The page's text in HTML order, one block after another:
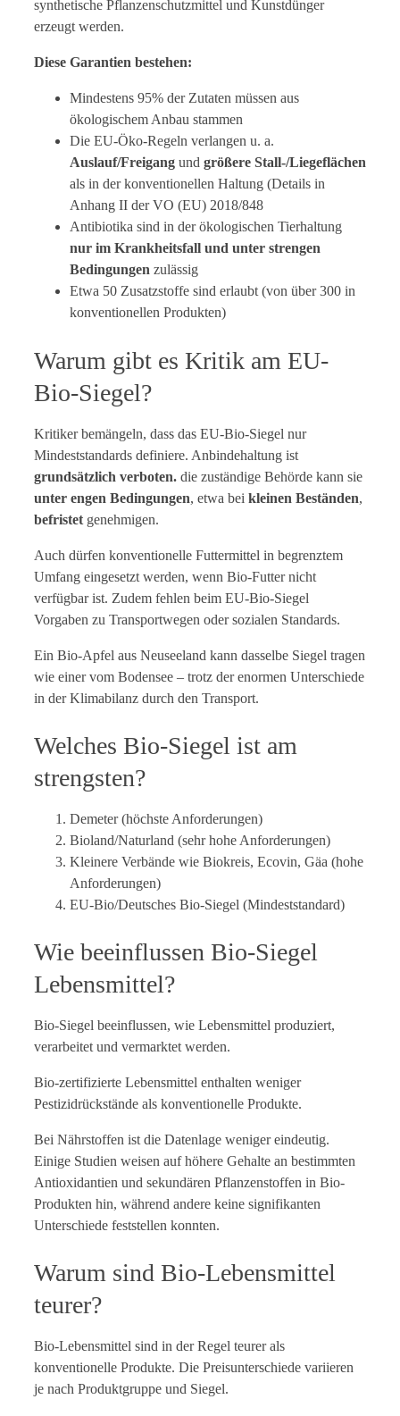
synthetische Pflanzenschutzmittel und Kunstdünger
erzeugt werden.
Diese Garantien bestehen:
Mindestens 95% der Zutaten müssen aus
ökologischem Anbau stammen
Die EU-Öko-Regeln verlangen u. a.
Auslauf/Freigang und größere Stall-/Liegeflächen
als in der konventionellen Haltung (Details in
Anhang II der VO (EU) 2018/848
Antibiotika sind in der ökologischen Tierhaltung
nur im Krankheitsfall und unter strengen
Bedingungen zulässig
Etwa 50 Zusatzstoffe sind erlaubt (von über 300 in
konventionellen Produkten)
Warum gibt es Kritik am EU-
Bio-Siegel?
Kritiker bemängeln, dass das EU-Bio-Siegel nur
Mindeststandards definiere. Anbindehaltung ist
grundsätzlich verboten. die zuständige Behörde kann sie
unter engen Bedingungen, etwa bei kleinen Beständen,
befristet genehmigen.
Auch dürfen konventionelle Futtermittel in begrenztem
Umfang eingesetzt werden, wenn Bio-Futter nicht
verfügbar ist. Zudem fehlen beim EU-Bio-Siegel
Vorgaben zu Transportwegen oder sozialen Standards.
Ein Bio-Apfel aus Neuseeland kann dasselbe Siegel tragen
wie einer vom Bodensee – trotz der enormen Unterschiede
in der Klimabilanz durch den Transport.
Welches Bio-Siegel ist am
strengsten?
Demeter (höchste Anforderungen)
Bioland/Naturland (sehr hohe Anforderungen)
Kleinere Verbände wie Biokreis, Ecovin, Gäa (hohe
Anforderungen)
EU-Bio/Deutsches Bio-Siegel (Mindeststandard)
Wie beeinflussen Bio-Siegel
Lebensmittel?
Bio-Siegel beeinflussen, wie Lebensmittel produziert,
verarbeitet und vermarktet werden.
Bio-zertifizierte Lebensmittel enthalten weniger
Pestizidrückstände als konventionelle Produkte.
Bei Nährstoffen ist die Datenlage weniger eindeutig.
Einige Studien weisen auf höhere Gehalte an bestimmten
Antioxidantien und sekundären Pflanzenstoffen in Bio-
Produkten hin, während andere keine signifikanten
Unterschiede feststellen konnten.
Warum sind Bio-Lebensmittel
teurer?
Bio-Lebensmittel sind in der Regel teurer als
konventionelle Produkte. Die Preisunterschiede variieren
je nach Produktgruppe und Siegel.